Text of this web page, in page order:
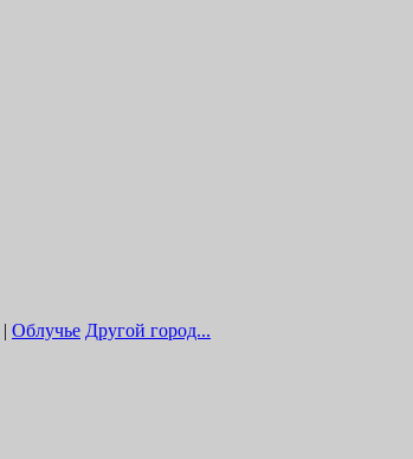
| Облучье Другой город...